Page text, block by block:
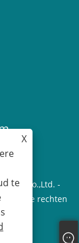
Co.,Ltd. -
- Alle rechten
X
te